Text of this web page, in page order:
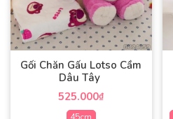
Gối Chăn Gấu Lotso Cầm
Dâu Tây
525.000₫
45cm